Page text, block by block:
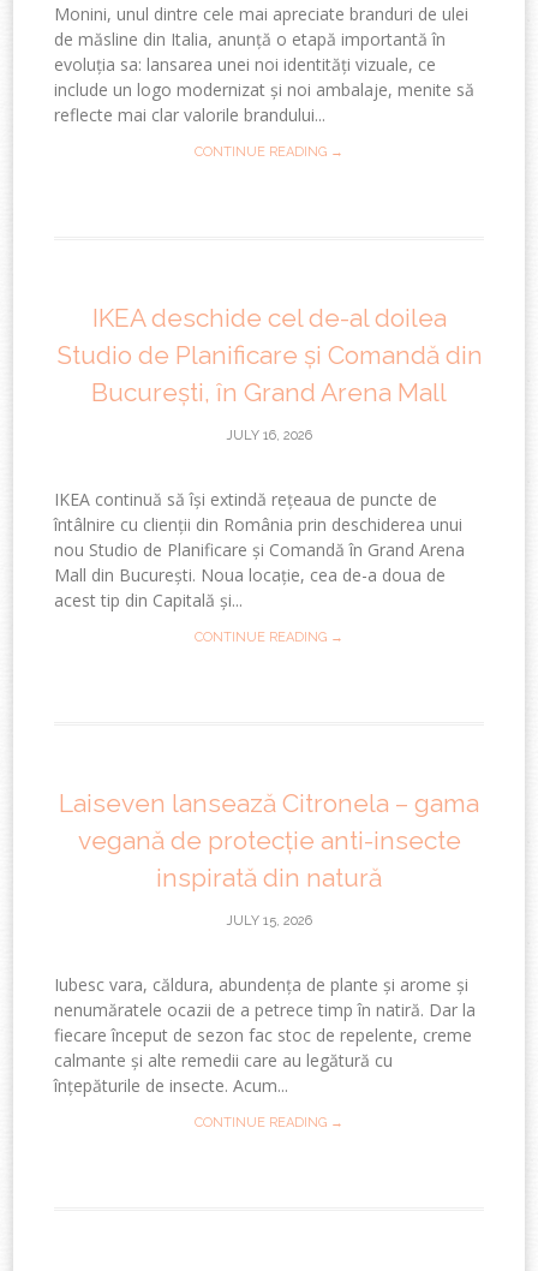
​Monini, unul dintre cele mai apreciate branduri de ulei
de măsline din Italia, anunță o etapă importantă în
evoluția sa: lansarea unei noi identități vizuale, ce
include un logo modernizat și noi ambalaje, menite să
reflecte mai clar valorile brandului...
CONTINUE READING →
IKEA deschide cel de-al doilea
Studio de Planificare și Comandă din
București, în Grand Arena Mall
JULY 16, 2026
IKEA continuă să își extindă rețeaua de puncte de
întâlnire cu clienții din România prin deschiderea unui
nou Studio de Planificare și Comandă în Grand Arena
Mall din București. Noua locație, cea de-a doua de
acest tip din Capitală și...
CONTINUE READING →
Laiseven lansează Citronela – gama
vegană de protecție anti-insecte
inspirată din natură
JULY 15, 2026
Iubesc vara, căldura, abundența de plante și arome și
nenumăratele ocazii de a petrece timp în natiră. Dar la
fiecare început de sezon fac stoc de repelente, creme
calmante și alte remedii care au legătură cu
înțepăturile de insecte. Acum...
CONTINUE READING →